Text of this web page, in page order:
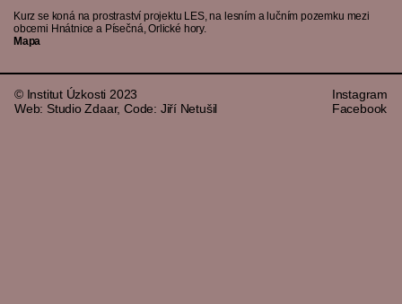
Kurz se koná na prostraství projektu LES, na lesním a lučním pozemku mezi
obcemi Hnátnice a Písečná, Orlické hory.
Mapa
© Institut Úzkosti 2023
Web: Studio Zdaar, Code: Jiří Netušil
Instagram
Facebook